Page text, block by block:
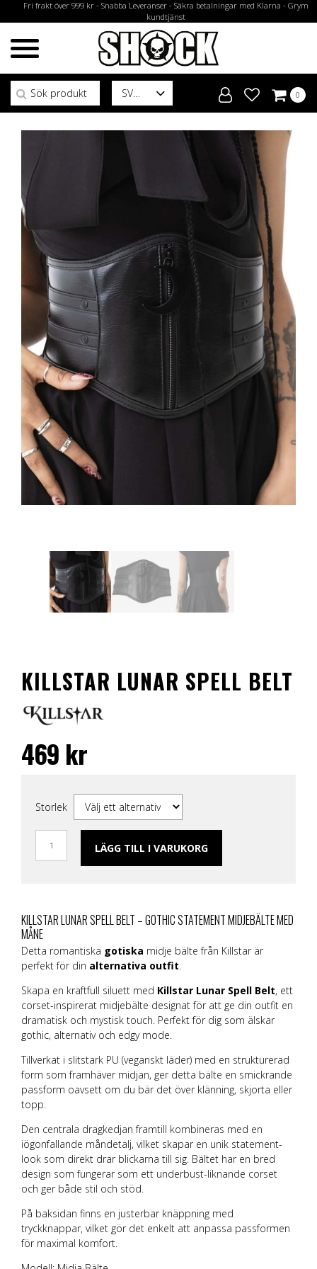
Fri frakt över 999 kr - Snabba Leveranser - Säkra betalningar med Klarna - Grym
kundtjänst
SV
Sök efter:
0
KILLSTAR LUNAR SPELL BELT
469 kr
Storlek
LÄGG TILL I VARUKORG
KILLSTAR LUNAR SPELL BELT – GOTHIC STATEMENT MIDJEBÄLTE MED
MÅNE
Detta romantiska gotiska midje bälte från Killstar är
perfekt för din alternativa outfit.
Skapa en kraftfull siluett med Killstar Lunar Spell Belt, ett
corset-inspirerat midjebälte designat för att ge din outfit en
dramatisk och mystisk touch. Perfekt för dig som älskar
gothic, alternativ och edgy mode.
Tillverkat i slitstark PU (veganskt läder) med en strukturerad
form som framhäver midjan, ger detta bälte en smickrande
passform oavsett om du bär det över klänning, skjorta eller
topp.
Den centrala dragkedjan framtill kombineras med en
iögonfallande måndetalj, vilket skapar en unik statement-
look som direkt drar blickarna till sig. Bältet har en bred
design som fungerar som ett underbust-liknande corset
och ger både stil och stöd.
På baksidan finns en justerbar knäppning med
tryckknappar, vilket gör det enkelt att anpassa passformen
för maximal komfort.